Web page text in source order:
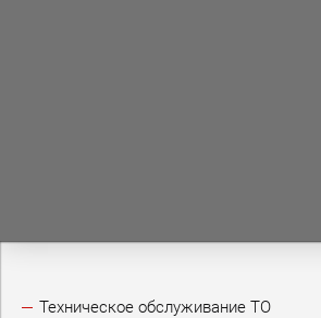
Техническое обслуживание ТО